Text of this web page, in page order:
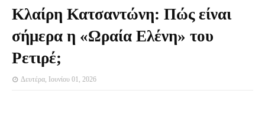
Κλαίρη Κατσαντώνη: Πώς είναι
σήμερα η «Ωραία Ελένη» του
Ρετιρέ;
Δευτέρα, Ιουνίου 01, 2026